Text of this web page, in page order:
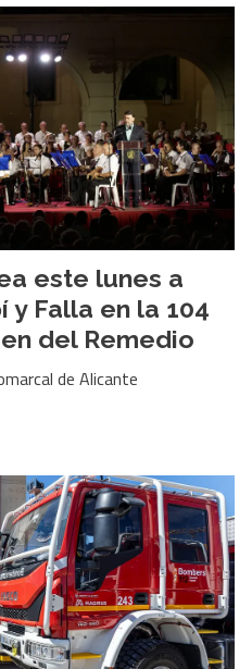
este lunes a
y Falla en la 104
del Remedio
de Alicante